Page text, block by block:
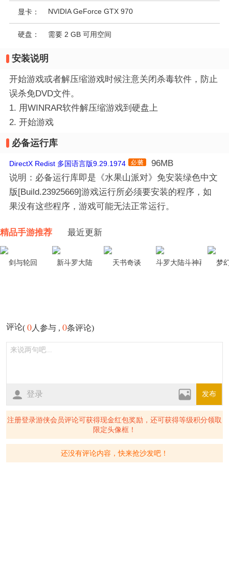
显卡： NVIDIA GeForce GTX 970
硬盘： 需要 2 GB 可用空间
安装说明
开始游戏或者解压缩游戏时候注意关闭杀毒软件，防止
误杀免DVD文件。
1. 用WINRAR软件解压缩游戏到硬盘上
2. 开始游戏
必备运行库
DirectX Redist 多国语言版9.29.1974
96MB
说明：必备运行库即是《水果山派对》免安装绿色中文
版[Build.23925669]游戏运行所必须要安装的程序，如
果没有这些程序，游戏可能无法正常运行。
精品手游推荐 最近更新
剑与轮回 新斗罗大陆 天书奇谈 斗罗大陆斗神再临 梦
评论( 0人参与 , 0条评论)
登录 发布
注册登录游侠会员评论可获得现金红包奖励，还可获得等级积分领取
限定头像框！
还没有评论内容，快来抢沙发吧！